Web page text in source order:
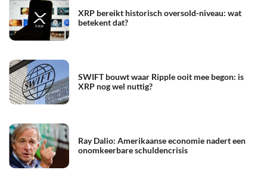
XRP bereikt historisch oversold-niveau: wat
betekent dat?
SWIFT bouwt waar Ripple ooit mee begon: is
XRP nog wel nuttig?
Ray Dalio: Amerikaanse economie nadert een
onomkeerbare schuldencrisis